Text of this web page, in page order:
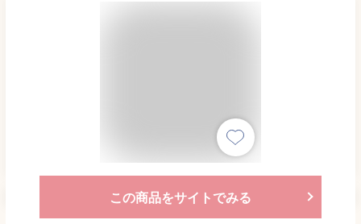
この商品をサイトでみる